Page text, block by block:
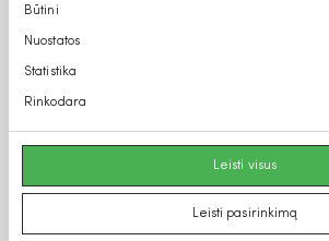
Sutikimo
pasirinkimas
Būtini
Nuostatos
Statistika
Rinkodara
Leisti visus
Leisti pasirinkimą